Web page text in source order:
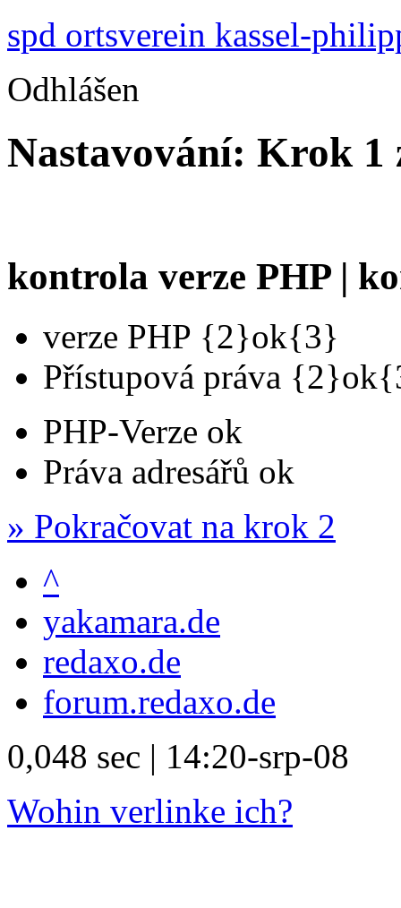
spd ortsverein kassel-
Odhlášen
Nastavování: Krok 1
kontrola verze PHP |
verze PHP {2}ok{3}
Přístupová práva
PHP-Verze ok
Práva adresářů ok
» Pokračovat na krok 2
^
yakamara.de
redaxo.de
forum.redaxo.de
0,048 sec | 14:20-srp-08
Wohin verlinke ich?